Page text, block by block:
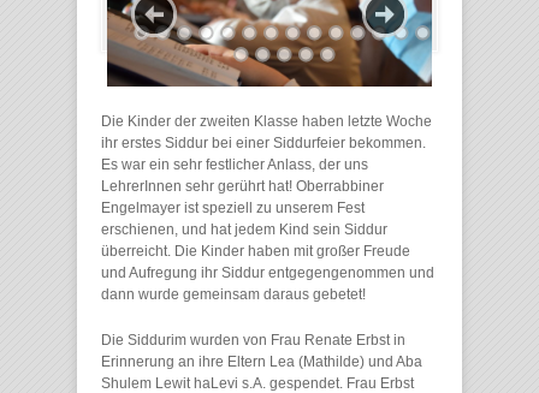
Die Kinder der zweiten Klasse haben letzte Woche
ihr erstes Siddur bei einer Siddurfeier bekommen.
Es war ein sehr festlicher Anlass, der uns
LehrerInnen sehr gerührt hat! Oberrabbiner
Engelmayer ist speziell zu unserem Fest
erschienen, und hat jedem Kind sein Siddur
überreicht. Die Kinder haben mit großer Freude
und Aufregung ihr Siddur entgegengenommen und
dann wurde gemeinsam daraus gebetet!
Die Siddurim wurden von Frau Renate Erbst in
Erinnerung an ihre Eltern Lea (Mathilde) und Aba
Shulem Lewit haLevi s.A. gespendet. Frau Erbst